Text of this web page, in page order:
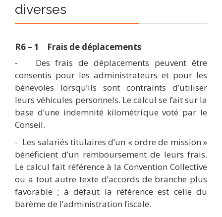
diverses
R6 – 1 Frais de déplacements
-
Des frais de déplacements peuvent être
consentis pour les administrateurs et pour les
bénévoles lorsqu’ils sont contraints d’utiliser
leurs véhicules personnels. Le calcul se fait sur la
base d’une indemnité kilométrique voté par le
Conseil.
- Les salariés titulaires d’un « ordre de mission »
bénéficient d’un remboursement de leurs frais.
Le calcul fait référence à la Convention Collective
ou a tout autre texte d’accords de branche plus
favorable ; à défaut la référence est celle du
barème de l’administration fiscale.